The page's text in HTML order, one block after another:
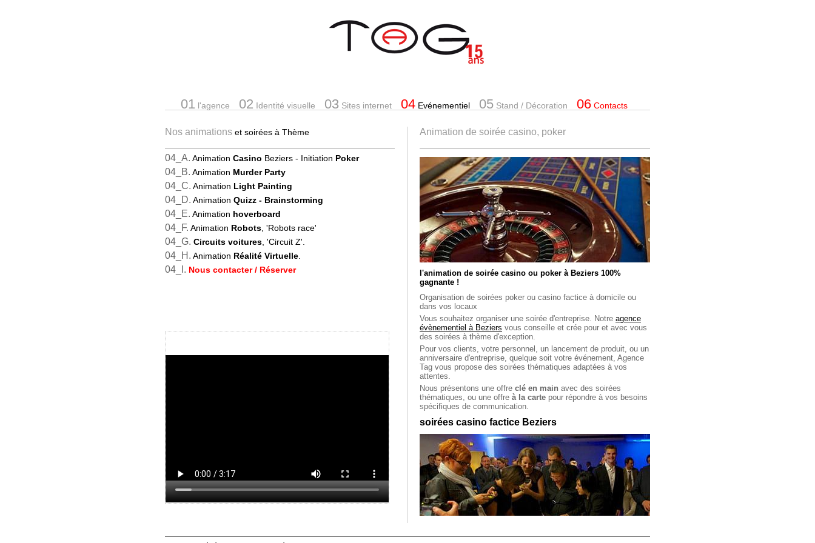
01 l'agence 02 Identité visuelle 03 Sites internet 04Evénementiel 05Stand / Décoration 06Contacts
Nos animations et soirées à Thème
04_A. Animation Casino Beziers - Initiation Poker
04_B. Animation Murder Party
04_C. Animation Light Painting
04_D. Animation Quizz - Brainstorming
04_E. Animation hoverboard
04_F. Animation Robots , 'Robots race'
04_G. Circuits voitures , 'Circuit Z'.
04_H. Animation Réalité Virtuelle
04_I. Nous contacter / Réserver
Animation de soirée casino, poker
l'animation de soirée casino ou poker à Beziers 100%
gagnante !
Organisation de soirées poker ou casino factice à domicile ou
dans vos locaux
Vous souhaitez organiser une soirée d'entreprise. Notre agence
évènementiel à Beziers vous conseille et crée pour et avec vous
des soirées à thème d'exception.
Pour vos clients, votre personnel, un lancement de produit, ou un
anniversaire d'entreprise, quelque soit votre événement, Agence
Tag vous propose des soirées thématiques adaptées à vos
attentes.
Nous présentons une offre clé en main avec des soirées
thématiques, ou une offre à la carte pour répondre à vos besoins
spécifiques de communication.
soirées casino factice Beziers